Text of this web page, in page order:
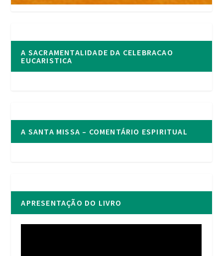
A SACRAMENTALIDADE DA CELEBRACAO
EUCARISTICA
A SANTA MISSA – COMENTÁRIO ESPIRITUAL
APRESENTAÇÃO DO LIVRO